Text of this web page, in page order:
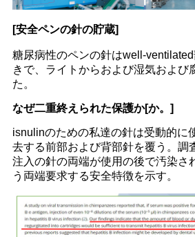
[安全ペンの針の貯蔵]
糖尿病性のペンの針はwell-
きで、ライトからおよび湿気および
た。
なぜ二重終えられた保護か[か。]
isnulinのための私達の針は受動的に
去する前部および背部針を覆う。調
注入の針の両端が使用の後で汚染さ
う両端要求する安全特徴を示す。